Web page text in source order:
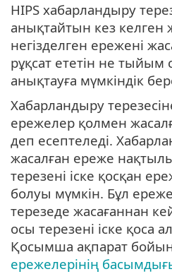
HIPS хабарландыру
анықтайтын кез келген
негізделген ережені
рұқсат ететін не
анықтауға мүмкіндік
Хабарландыру
ережелер қолмен
деп есептеледі.
жасалған ереже
терезені іске қосқан
болуы мүмкін. Бұл
терезеде жасағаннан
осы терезені іске қоса
Қосымша ақпарат
ережелерінің